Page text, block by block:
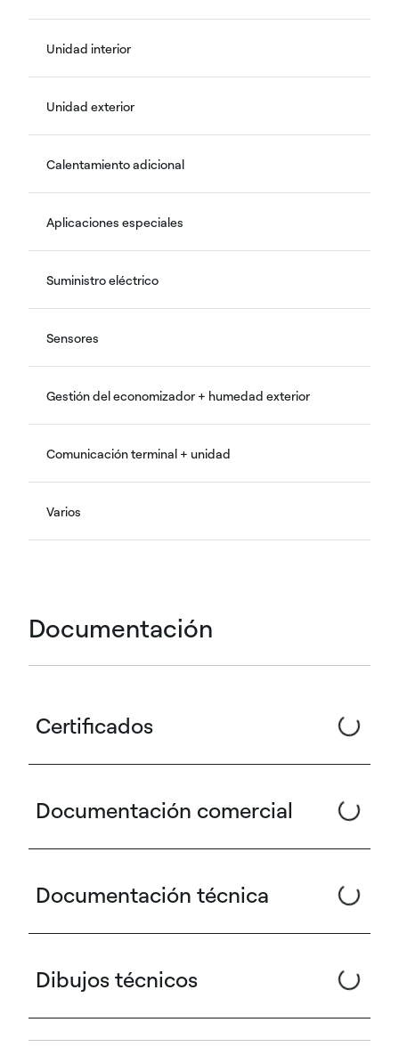
Unidad interior
Unidad exterior
Calentamiento adicional
Aplicaciones especiales
Suministro eléctrico
Sensores
Gestión del economizador + humedad exterior
Comunicación terminal + unidad
Varios
Documentación
Certificados
Documentación comercial
Documentación técnica
Dibujos técnicos